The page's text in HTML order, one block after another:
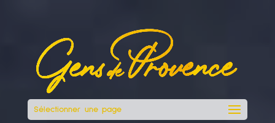
Sélectionner une page